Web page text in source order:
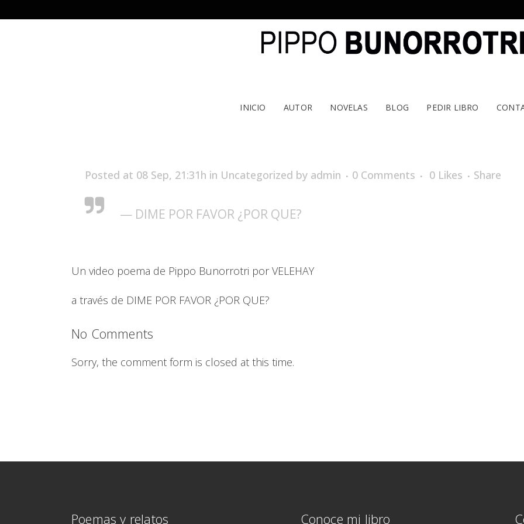
INICIO AUTOR NOVELAS BLOG PEDIR LIBRO
Posted at 08 Sep, 21:31h in Uncategorized by admin 0 Comments 0 Likes Share
— DIME POR FAVOR ¿POR QUE?
Un video poema de Pippo Bunorrotri por VELEHAY
a través de DIME POR FAVOR ¿POR QUE?
No Comments
Sorry, the comment form is closed at this time.
Poemas y relatos Conoce mi libro